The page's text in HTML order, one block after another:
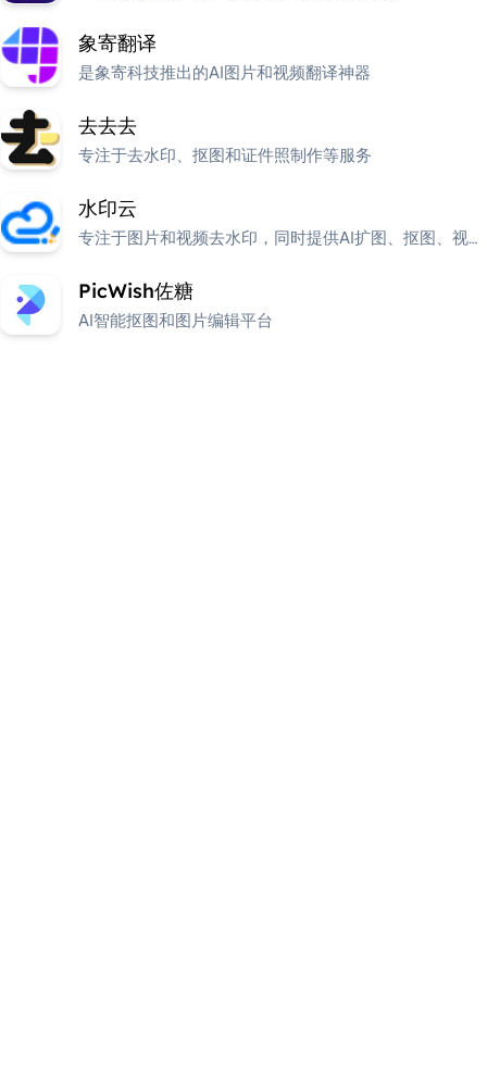
象寄翻译
是象寄科技推出的AI图片和视频翻译神器
去去去
专注于去水印、抠图和证件照制作等服务
水印云
专注于图片和视频去水印，同时提供AI扩图、抠图、视频
PicWish佐糖
AI智能抠图和图片编辑平台